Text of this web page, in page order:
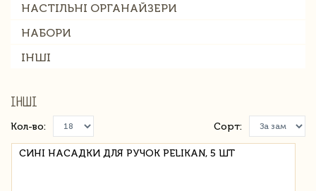
НАСТІЛЬНІ ОРГАНАЙЗЕРИ
НАБОРИ
ІНШІ
ІНШІ
Кол-во: Сорт:
СИНІ НАСАДКИ ДЛЯ РУЧОК PELIKAN, 5 ШТ